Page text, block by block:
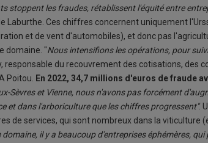
stoppent les fraudes, rétablissent l'équité entre
Laburthe. Ces chiffres concernent uniquement
et de vent d'automobiles), et donc pas
domaine. "Nous intensifions les opérations, pour
responsable du recouvrement des cotisations, des
Poitou.
En 2022, 34,7 millions d'euros de fraude
Sèvres et Vienne, nous n'avons pas forcément
et dans l'arboriculture que les chiffres progressent".
de services, qui sont nombreux dans la viticulture
domaine, il y a beaucoup d'entreprises éphémères,